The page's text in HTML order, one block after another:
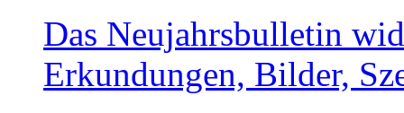
Das Neujahrsbulletin
Erkundungen, Bilder,